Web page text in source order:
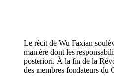
Le récit de Wu Faxian
manière dont les
posteriori. À la fin de la
des membres fondateurs du